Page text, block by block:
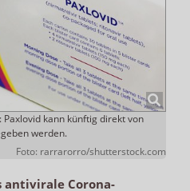
Paxlovid kann künftig direkt von
werden.
Foto: rarrarorro/shutterstock.com
antivirale Corona-